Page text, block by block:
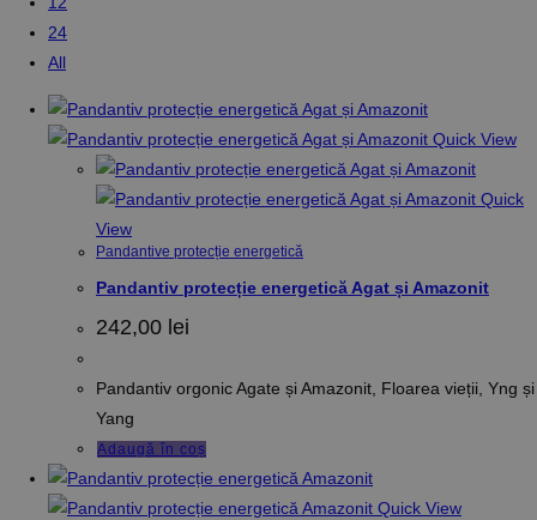
24
All
Quick View
Quick
View
Pandantive protecție energetică
Pandantiv protecție energetică Agat și Amazonit
242,00 lei
Pandantiv orgonic Agate și Amazonit, Floarea vieții, Yng și
Yang
Adaugă în coș
Quick View